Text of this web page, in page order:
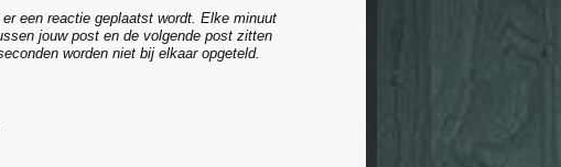
een reactie geplaatst wordt. Elke minuut
jouw post en de volgende post zitten
worden niet bij elkaar opgeteld.